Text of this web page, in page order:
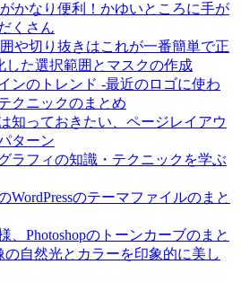
がかなり便利！かゆいところに手が
くさん
や切り抜きはこれが一番簡単で正
した選択範囲とマスクの作成
ンのトレンド -最近のロゴに使わ
クニックのまとめ
知っておきたい、ページレイアウ
ターン
ラフィの知識・テクニックを学ぶ
WordPressのテーマファイルのまと
、Photoshopのトーンカーブのまと
自然光とカラーを印象的に美し